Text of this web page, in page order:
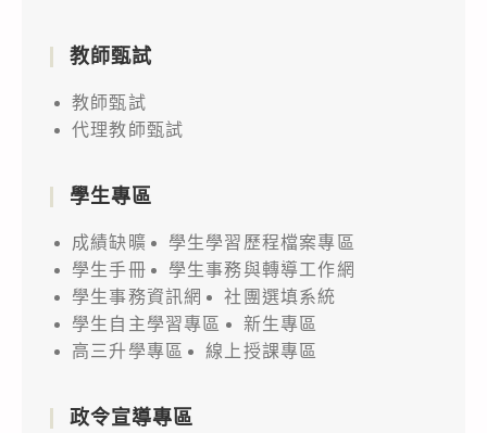
教師甄試
教師甄試
代理教師甄試
學生專區
成績缺曠
學生學習歷程檔案專區
學生手冊
學生事務與轉導工作網
學生事務資訊網
社團選填系統
學生自主學習專區
新生專區
高三升學專區
線上授課專區
政令宣導專區